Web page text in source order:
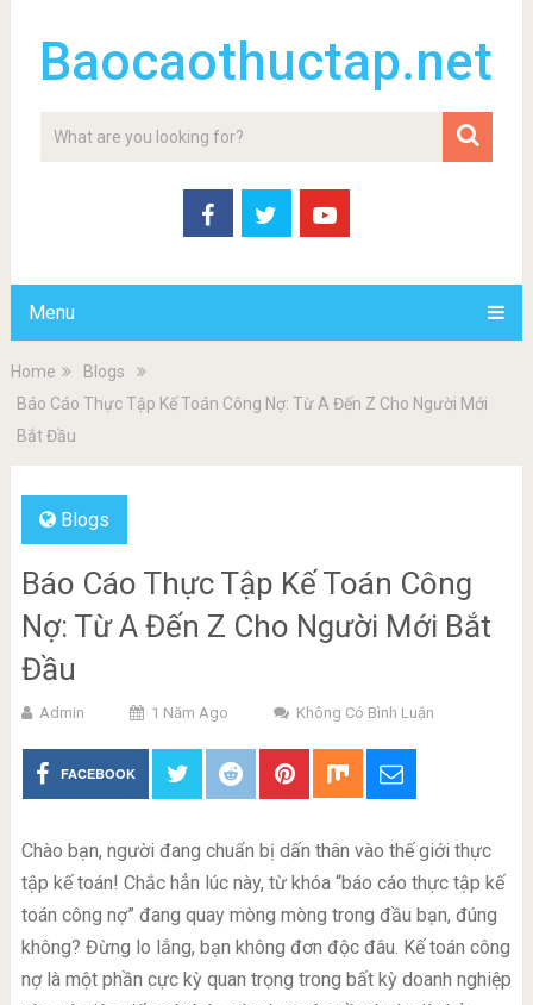
Baocaothuctap.net
Menu
Home
Blogs
Báo Cáo Thực Tập Kế Toán Công Nợ: Từ A Đến Z Cho Người Mới
Bắt Đầu
Blogs
Báo Cáo Thực Tập Kế Toán Công
Nợ: Từ A Đến Z Cho Người Mới Bắt
Đầu
Admin 1 Năm Ago Không Có Bình Luận
FACEBOOK
Chào bạn, người đang chuẩn bị dấn thân vào thế giới thực
tập kế toán! Chắc hẳn lúc này, từ khóa “báo cáo thực tập kế
toán công nợ” đang quay mòng mòng trong đầu bạn, đúng
không? Đừng lo lắng, bạn không đơn độc đâu. Kế toán công
nợ là một phần cực kỳ quan trọng trong bất kỳ doanh nghiệp